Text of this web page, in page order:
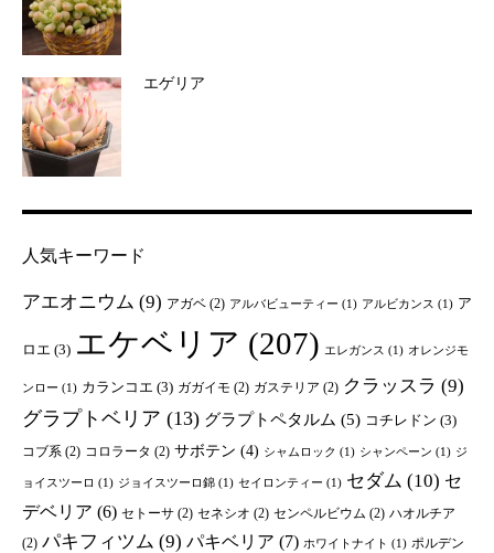
エゲリア
人気キーワード
アエオニウム (9) アガベ (2) アルバビューティー (1) アルビカンス (1) ア
ロエ (3) エケベリア (207) エレガンス (1) オレンジモ
ンロー (1) カランコエ (3) ガガイモ (2) ガステリア (2) クラッスラ (9)
グラプトベリア (13) グラプトペタルム (5) コチレドン (3)
コブ系 (2) コロラータ (2) サボテン (4) シャムロック (1) シャンペーン (1) ジ
ョイスツーロ (1) ジョイスツーロ錦 (1) セイロンティー (1) セダム (10) セ
デベリア (6) セトーサ (2) セネシオ (2) センペルビウム (2) ハオルチア
(2) パキフィツム (9) パキベリア (7) ホワイトナイト (1) ポルデン